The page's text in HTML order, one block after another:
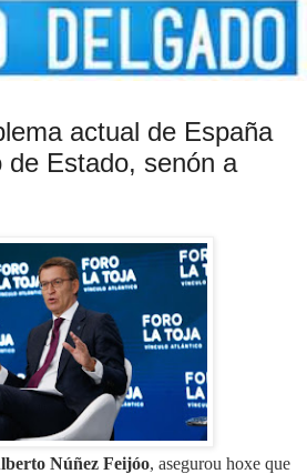
actual de España
de Estado, senón a
Núñez Feijóo, asegurou hoxe que